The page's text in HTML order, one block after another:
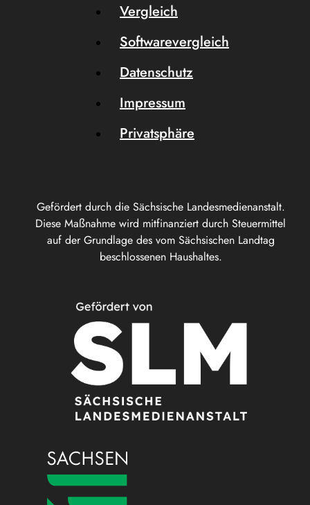
Gefördert durch die Sächsische Landesmedienanstalt.
Diese Maßnahme wird mitfinanziert durch Steuermittel
auf der Grundlage des vom Sächsischen Landtag
beschlossenen Haushaltes.
Vergleich
Softwarevergleich
Datenschutz
Impressum
Privatsphäre